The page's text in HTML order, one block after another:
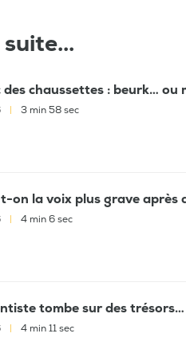
chaussettes : beurk… ou
3 min 58 sec
on la voix plus grave après
4 min 6 sec
tombe sur des
4 min 11 sec